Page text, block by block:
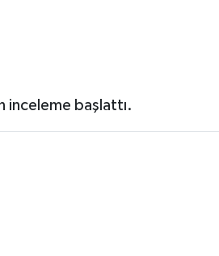
inceleme başlattı.